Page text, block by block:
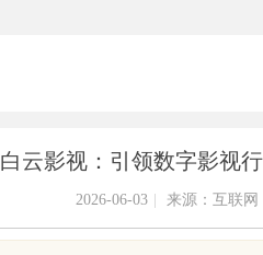
白云影视：引领数字影视
2026-06-03 来源：互联网